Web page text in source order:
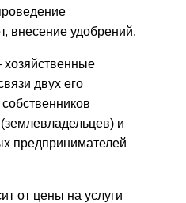
внесение удобрений.
хозяйственные
двух его
и
предпринимателей
от цены на услуги